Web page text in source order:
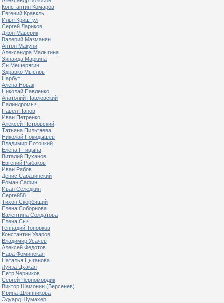
Константин Комаров
Евгений Кравкль
Илья Криштул
Сергей Лариков
Джон Маверик
Валерий Мазманян
Антон Макуни
Александра Малыгина
Зинаида Маркина
Ян Мещерягин
Здравко Мыслов
Нарбут
Алена Новак
Николай Павленко
Анатолий Павловский
Палиндромыч
Павел Панов
Иван Петренко
Алексей Петровский
Татьяна Пильтяева
Николай Покидышев
Владимир Потоцкий
Елена Птицына
Виталий Пуханов
Евгений Рыбаков
Иван Рябов
Денис Саразинский
Роман Сафин
Иван Селёдкин
Сергей58
Тихон Скорбящий
Елена Соборнова
Валентина Солдатова
Елена Сыч
Геннадий Топорков
Константин Уваров
Владимир Усачёв
Алексей Федотов
Нара Фоминская
Наталья Цыганова
Луиза Цхакая
Петр Черников
Сергей Черномордик
Виктор Шамонин (Версенев)
Ирина Шляпникова
Эдуард Шумахер